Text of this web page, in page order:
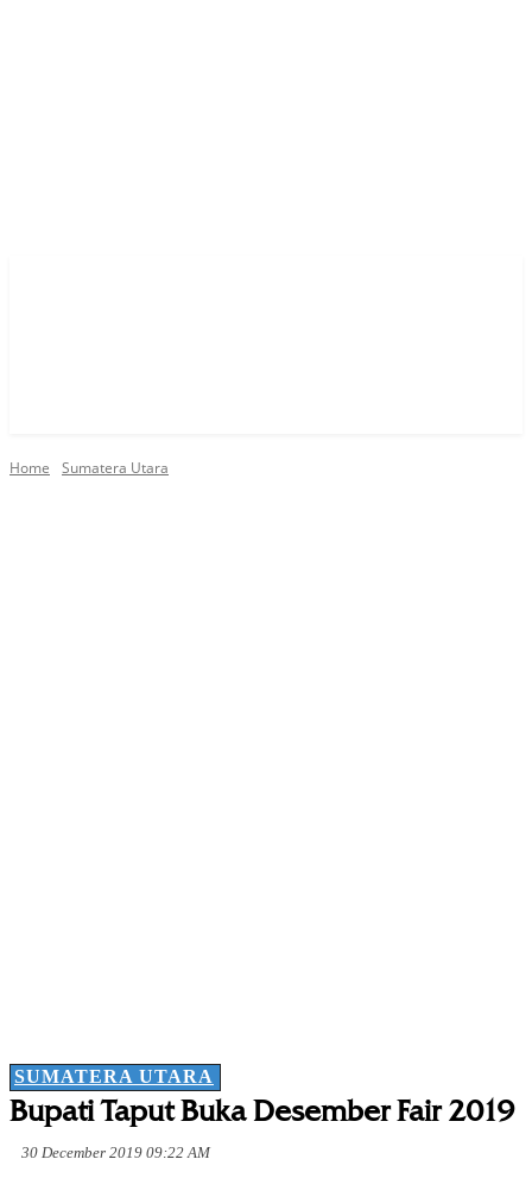
Home Sumatera Utara
SUMATERA UTARA
Bupati Taput Buka Desember Fair 2019
30 December 2019 09:22 AM